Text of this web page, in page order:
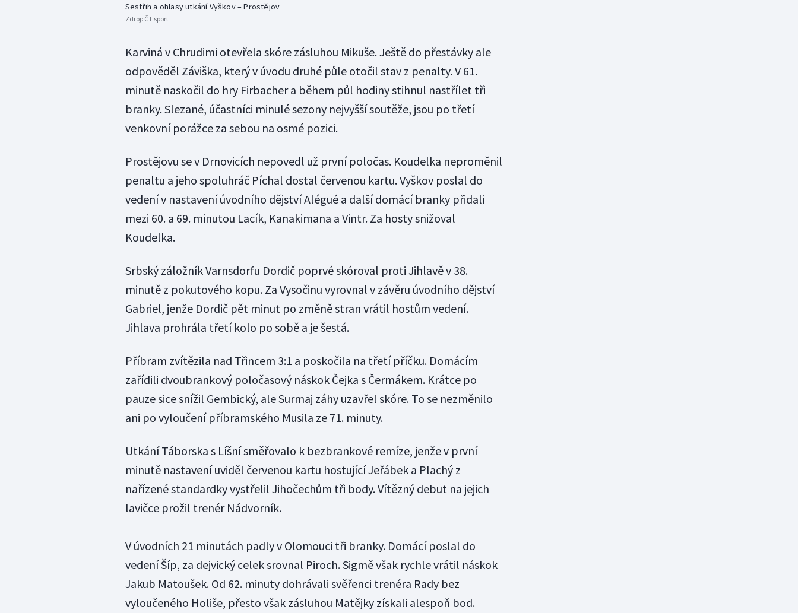
Sestřih a ohlasy utkání Vyškov – Prostějov
Zdroj: ČT sport
Karviná v Chrudimi otevřela skóre zásluhou Mikuše. Ještě do přestávky ale
odpověděl Záviška, který v úvodu druhé půle otočil stav z penalty. V 61.
minutě naskočil do hry Firbacher a během půl hodiny stihnul nastřílet tři
branky. Slezané, účastníci minulé sezony nejvyšší soutěže, jsou po třetí
venkovní porážce za sebou na osmé pozici.
Prostějovu se v Drnovicích nepovedl už první poločas. Koudelka neproměnil
penaltu a jeho spoluhráč Píchal dostal červenou kartu. Vyškov poslal do
vedení v nastavení úvodního dějství Alégué a další domácí branky přidali
mezi 60. a 69. minutou Lacík, Kanakimana a Vintr. Za hosty snižoval
Koudelka.
Srbský záložník Varnsdorfu Dordič poprvé skóroval proti Jihlavě v 38.
minutě z pokutového kopu. Za Vysočinu vyrovnal v závěru úvodního dějství
Gabriel, jenže Dordič pět minut po změně stran vrátil hostům vedení.
Jihlava prohrála třetí kolo po sobě a je šestá.
Příbram zvítězila nad Třincem 3:1 a poskočila na třetí příčku. Domácím
zařídili dvoubrankový poločasový náskok Čejka s Čermákem. Krátce po
pauze sice snížil Gembický, ale Surmaj záhy uzavřel skóre. To se nezměnilo
ani po vyloučení příbramského Musila ze 71. minuty.
Utkání Táborska s Líšní směřovalo k bezbrankové remíze, jenže v první
minutě nastavení uviděl červenou kartu hostující Jeřábek a Plachý z
nařízené standardky vystřelil Jihočechům tři body. Vítězný debut na jejich
lavičce prožil trenér Nádvorník.
V úvodních 21 minutách padly v Olomouci tři branky. Domácí poslal do
vedení Šíp, za dejvický celek srovnal Piroch. Sigmě však rychle vrátil náskok
Jakub Matoušek. Od 62. minuty dohrávali svěřenci trenéra Rady bez
vyloučeného Holiše, přesto však zásluhou Matějky získali alespoň bod.